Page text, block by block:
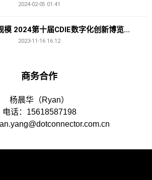
2024-02-05 01:41
模 2024第十届CDIE数字化创新博览...
2023-11-16 16:12
商务合作
杨晨华（Ryan）
电话：15618587198